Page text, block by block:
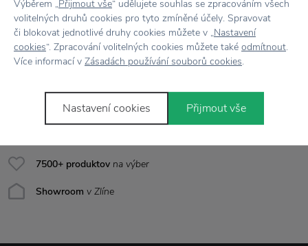
Doprava zadarmonad 100 €
7500+ produktov na výber
Showroom v Zlíne
Rozmer Ø klbka: 12 cm, dĺžka povrázka cca 50 m
Výběrem „Přijmout vše“ udělujete souhlas se zpracováním všech
volitelných druhů cookies pro tyto zmíněné účely. Spravovat
či blokovat jednotlivé druhy cookies můžete v „Nastavení
cookies“. Zpracování volitelných cookies můžete také odmítnout.
Více informací v Zásadách používání souborů cookies.
Nastavení cookies Přijmout vše